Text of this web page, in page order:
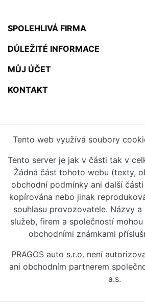
SPOLEHLIVÁ FIRMA
DŮLEŽITÉ INFORMACE
MŮJ ÚČET
KONTAKT
Tento web využívá soubory
Tento server je jak v části tak v
Žádná část tohoto webu (texty,
obchodní podmínky ani další
kopírována nebo jinak
souhlasu provozovatele. Názvy
služeb, firem a společností
obchodními známkami
PRAGOS auto s.r.o. není
ani obchodním partnerem
a.s.